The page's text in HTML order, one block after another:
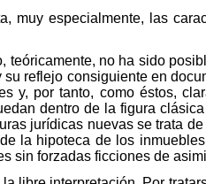
muy especialmente, las
no ha sido
reflejo consiguiente en
y, por tanto, como éstos,
dentro de la figura
jurídicas nuevas se trata
la hipoteca de los
sin forzadas ficciones de